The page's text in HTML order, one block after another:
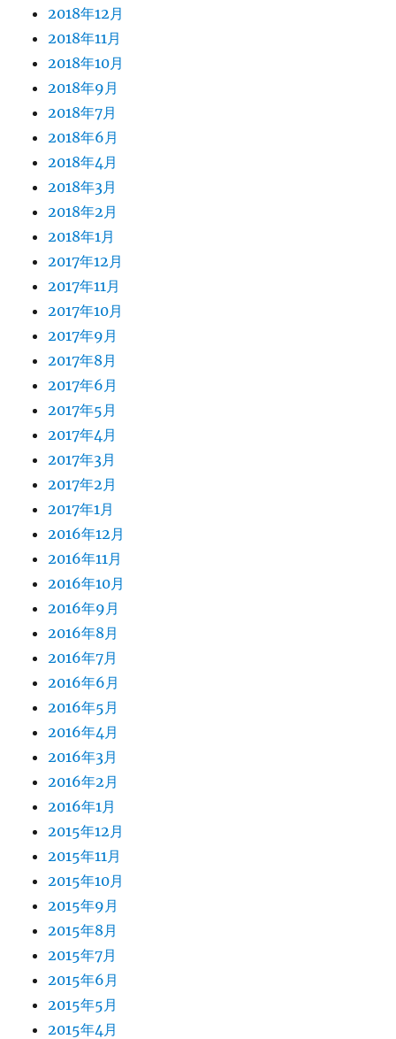
2018年12月
2018年11月
2018年10月
2018年9月
2018年7月
2018年6月
2018年4月
2018年3月
2018年2月
2018年1月
2017年12月
2017年11月
2017年10月
2017年9月
2017年8月
2017年6月
2017年5月
2017年4月
2017年3月
2017年2月
2017年1月
2016年12月
2016年11月
2016年10月
2016年9月
2016年8月
2016年7月
2016年6月
2016年5月
2016年4月
2016年3月
2016年2月
2016年1月
2015年12月
2015年11月
2015年10月
2015年9月
2015年8月
2015年7月
2015年6月
2015年5月
2015年4月